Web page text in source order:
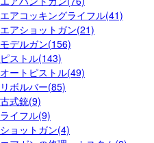
エアコッキングライフル(41)
エアショットガン(21)
モデルガン(156)
ピストル(143)
オートピストル(49)
リボルバー(85)
古式銃(9)
ライフル(9)
ショットガン(4)